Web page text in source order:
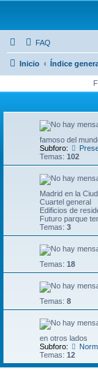
FAQ
Inicio Índice
famoso del
Subforo:
Temas: 102
Madrid en la
Cuartel general
Edificios de
Futuro parque
Temas: 3
Temas: 18
Temas: 8
en otros lados
Subforo:
Temas: 12